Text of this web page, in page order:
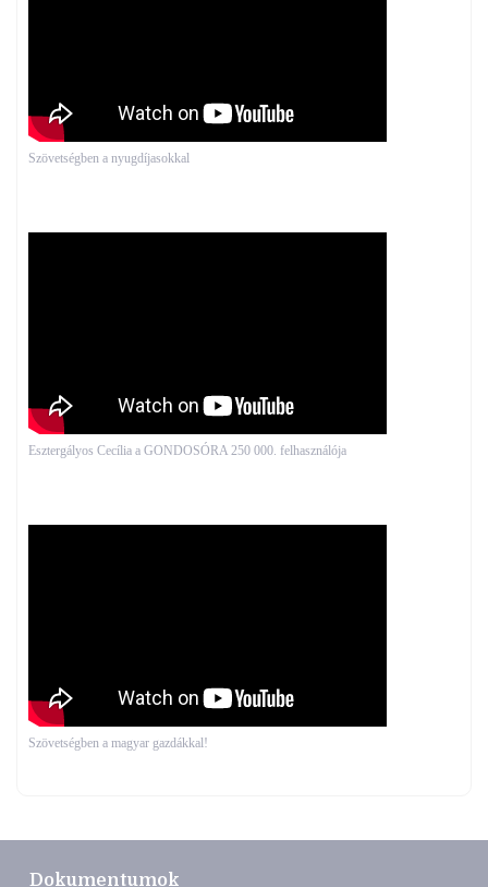
Szövetségben a nyugdíjasokkal
Esztergályos Cecília a GONDOSÓRA 250 000. felhasználója
Szövetségben a magyar gazdákkal!
Dokumentumok